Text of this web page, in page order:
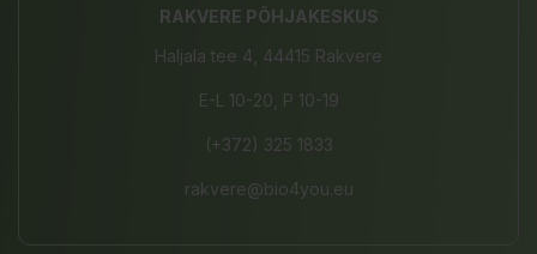
RAKVERE PÕHJAKESKUS
Haljala tee 4, 44415 Rakvere
E-L 10-20, P 10-19
(+372) 325 1833
rakvere@bio4you.eu